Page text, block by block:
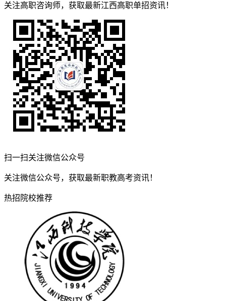
关注高职咨询师，获取最新江西高职单招资讯！
扫一扫关注微信公众号
关注微信公众号，获取最新职教高考资讯！
热招院校推荐